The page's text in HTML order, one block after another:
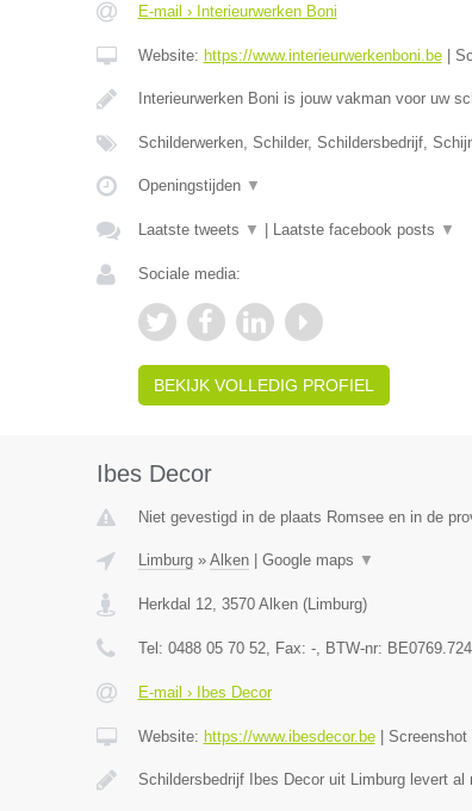
E-mail › Interieurwerken Boni
Website: https://www.interieurwerkenboni.be|
Interieurwerken Boni is jouw vakman voor uw
Schilderwerken, Schilder, Schildersbedrijf,
Openingstijden ▼
Laatste tweets ▼ Laatste facebook posts ▼
Sociale media:
BEKIJK VOLLEDIG PROFIEL
Ibes Decor
Niet gevestigd in de plaats Romsee en in de
Limburg» Alken| Google maps ▼
Herkdal 12, 3570 Alken(Limburg)
Tel: 0488 05 70 52, Fax: -, BTW-nr:
E-mail › Ibes Decor
Website: https://www.ibesdecor.be| Screenshot
Schildersbedrijf Ibes Decor uit Limburg levert al